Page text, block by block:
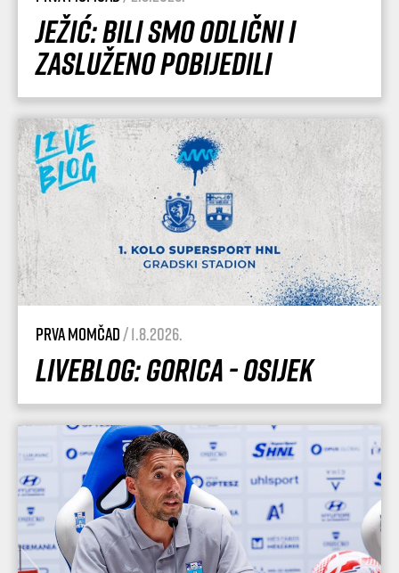
Ježić: Bili smo odlični i
zasluženo pobijedili
Prva momčad/ 1.8.2026.
Liveblog: Gorica - Osijek